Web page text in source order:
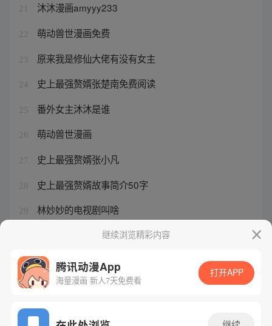
21 沐沐漫画amyyy233
22 萌动兽世漫画免费
23 原来我是修仙大佬有没有女主
24 史上最强赘婿张楚南免费阅读
25 番外女主沐沐是谁
26 萌动兽世漫画
27 史上最强赘婿张小凡
28 史上最强赘婿故事简介50字
29 林妙妙的电视剧叫啥
史上最强赘婿张翀怎么了继续浏览精彩内容
腾讯动漫App
海量漫画 新人7天免费看
打开APP
网站备案/许可证号：粤B2-20090059-5